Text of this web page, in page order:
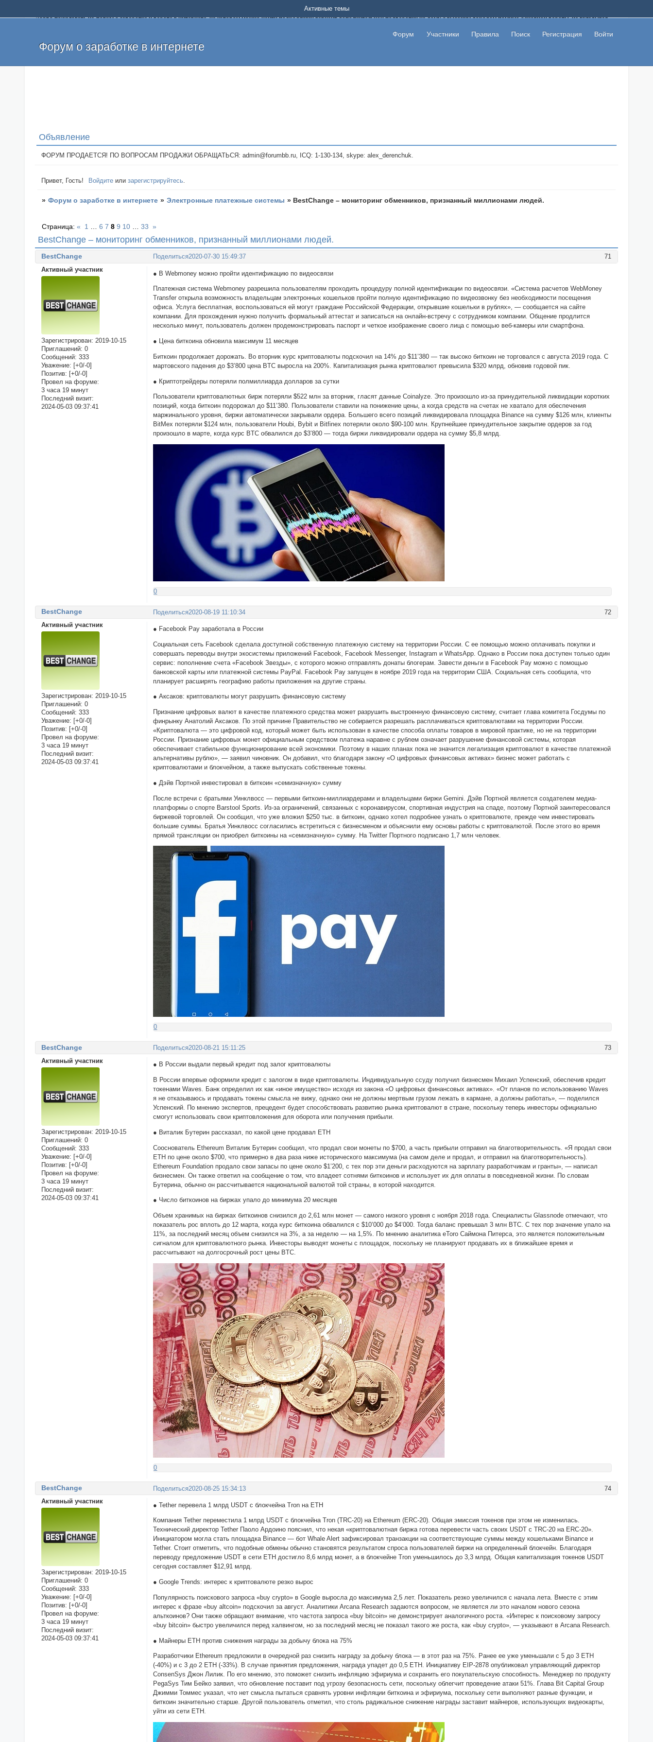
Добро пожаловать на форум о заработке и работе в интернете, на котором можно найти подходящий вариант дополнительной подработки на дому с высоким доходом помимо основной работы, не вкладывая
и оставлять свои отзывы. Если вы знаете, что определенный проект или сайт не платит, то указывайте в теме что это лохотрон, чтобы другие пользователи не попались на развод. Вы сможете начать зарабатывать
легкие деньги без вложений и регистрации уже сегодня. Создавайте новые темы, размещайте объявления со своими пригласительными ссылками и первая прибыль не заставит себя долго ждать.
Форум о заработке в интернете
Форум Участники Правила Поиск Регистрация Войти
Активные темы
Объявление
ФОРУМ ПРОДАЕТСЯ! ПО ВОПРОСАМ ПРОДАЖИ ОБРАЩАТЬСЯ: admin@forumbb.ru, ICQ: 1-130-134, skype: alex_derenchuk.
Привет, Гость! Войдите илизарегистрируйтесь.
» Форум о заработке в интернете » Электронные платежные системы » BestChange – мониторинг обменников, признанный миллионами людей.
BestChange – мониторинг обменников, признанный миллионами людей.
Страница:« 1 6 7 8 9 10 33 »
Поделиться 71
2020-07-30 15:49:37
BestChange
Активный участник
Зарегистрирован: 2019-10-15
Приглашений: 0
Сообщений: 333
Уважение: [+0/-0]
Позитив: [+0/-0]
Провел на форуме:
3 часа 19 минут
Последний визит:
2024-05-03 09:37:41
● В Webmoney можно пройти идентификацию по видеосвязи
Платежная система Webmoney разрешила пользователям проходить процедуру полной идентификации по видеосвязи. «Система расчетов WebMoney
Transfer открыла возможность владельцам электронных кошельков пройти полную идентификацию по видеозвонку без необходимости посещения
офиса. Услуга бесплатная, воспользоваться ей могут граждане Российской Федерации, открывшие кошельки в рублях», — сообщается на сайте
компании. Для прохождения нужно получить формальный аттестат и записаться на онлайн-встречу с сотрудником компании. Общение продлится
несколько минут, пользователь должен продемонстрировать паспорт и четкое изображение своего лица с помощью веб-камеры или смартфона.
● Цена биткоина обновила максимум 11 месяцев
Биткоин продолжает дорожать. Во вторник курс криптовалюты подскочил на 14% до $11’380 — так высоко биткоин не торговался с августа 2019 года. С
мартовского падения до $3’800 цена BTC выросла на 200%. Капитализация рынка криптовалют превысила $320 млрд, обновив годовой пик.
● Криптотрейдеры потеряли полмиллиарда долларов за сутки
Пользователи криптовалютных бирж потеряли $522 млн за вторник, гласят данные Сoinalyze. Это произошло из-за принудительной ликвидации коротких
позиций, когда биткоин подорожал до $11’380. Пользователи ставили на понижение цены, а когда средств на счетах не хватало для обеспечения
маржинального уровня, биржи автоматически закрывали ордера. Большего всего позиций ликвидировала площадка Binance на сумму $126 млн, клиенты
BitMex потеряли $124 млн, пользователи Houbi, Bybit и Bitfinex потеряли около $90-100 млн. Крупнейшее принудительное закрытие ордеров за год
произошло в марте, когда курс BTC обвалился до $3’800 — тогда биржи ликвидировали ордера на сумму $5,8 млрд.
0
Поделиться 72
2020-08-19 11:10:34
BestChange
Активный участник
Зарегистрирован: 2019-10-15
Приглашений: 0
Сообщений: 333
Уважение: [+0/-0]
Позитив: [+0/-0]
Провел на форуме:
3 часа 19 минут
Последний визит:
2024-05-03 09:37:41
● Facebook Pay заработала в России
Социальная сеть Facebook сделала доступной собственную платежную систему на территории России. С ее помощью можно оплачивать покупки и
совершать переводы внутри экосистемы приложений Facebook, Facebook Messenger, Instagram и WhatsApp. Однако в России пока доступен только один
сервис: пополнение счета «Facebook Звезды», с которого можно отправлять донаты блогерам. Завести деньги в Facebook Pay можно с помощью
банковской карты или платежной системы PayPal. Facebook Pay запущен в ноябре 2019 года на территории США. Социальная сеть сообщила, что
планирует расширять географию работы приложения на другие страны.
● Аксаков: криптовалюты могут разрушить финансовую систему
Признание цифровых валют в качестве платежного средства может разрушить выстроенную финансовую систему, считает глава комитета Госдумы по
финрынку Анатолий Аксаков. По этой причине Правительство не собирается разрешать расплачиваться криптовалютами на территории России.
«Криптовалюта — это цифровой код, который может быть использован в качестве способа оплаты товаров в мировой практике, но не на территории
России. Признание цифровых монет официальным средством платежа наравне с рублем означает разрушение финансовой системы, которая
обеспечивает стабильное функционирование всей экономики. Поэтому в наших планах пока не значится легализация криптовалют в качестве платежной
альтернативы рублю», — заявил чиновник. Он добавил, что благодаря закону «О цифровых финансовых активах» бизнес может работать с
криптовалютами и блокчейном, а также выпускать собственные токены.
● Дэйв Портной инвестировал в биткоин «семизначную» сумму
После встречи с братьями Уинклвосс — первыми биткоин-миллиардерами и владельцами биржи Gemini. Дэйв Портной является создателем медиа-
платформы о спорте Barstool Sports. Из-за ограничений, связанных с коронавирусом, спортивная индустрия на спаде, поэтому Портной заинтересовался
биржевой торговлей. Он сообщил, что уже вложил $250 тыс. в биткоин, однако хотел подробнее узнать о криптовалюте, прежде чем инвестировать
большие суммы. Братья Уинклвосс согласились встретиться с бизнесменом и объяснили ему основы работы с криптовалютой. После этого во время
прямой трансляции он приобрел биткоины на «семизначную» сумму. На Twitter Портного подписано 1,7 млн человек.
0
Поделиться 73
2020-08-21 15:11:25
BestChange
Активный участник
Зарегистрирован: 2019-10-15
Приглашений: 0
Сообщений: 333
Уважение: [+0/-0]
Позитив: [+0/-0]
Провел на форуме:
3 часа 19 минут
Последний визит:
2024-05-03 09:37:41
● В России выдали первый кредит под залог криптовалюты
В России впервые оформили кредит с залогом в виде криптовалюты. Индивидуальную ссуду получил бизнесмен Михаил Успенский, обеспечив кредит
токенами Waves. Банк определил их как «иное имущество» исходя из закона «О цифровых финансовых активах». «От планов по использованию Waves
я не отказываюсь и продавать токены смысла не вижу, однако они не должны мертвым грузом лежать в кармане, а должны работать», — поделился
Успенский. По мнению экспертов, прецедент будет способствовать развитию рынка криптовалют в стране, поскольку теперь инвесторы официально
смогут использовать свои криптовложения для оборота или получения прибыли.
● Виталик Бутерин рассказал, по какой цене продавал ETH
Сооснователь Ethereum Виталик Бутерин сообщил, что продал свои монеты по $700, а часть прибыли отправил на благотворительность. «Я продал свои
ETH по цене около $700, что примерно в два раза ниже исторического максимума (на самом деле и продал, и отправил на благотворительность).
Ethereum Foundation продало свои запасы по цене около $1’200, с тех пор эти деньги расходуются на зарплату разработчикам и гранты», — написал
бизнесмен. Он также ответил на сообщение о том, что владеет сотнями биткоинов и использует их для оплаты в повседневной жизни. По словам
Бутерина, обычно он рассчитывается национальной валютой той страны, в которой находится.
● Число биткоинов на биржах упало до минимума 20 месяцев
Объем хранимых на биржах биткоинов снизился до 2,61 млн монет — самого низкого уровня с ноября 2018 года. Специалисты Glassnode отмечают, что
показатель рос вплоть до 12 марта, когда курс биткоина обвалился с $10’000 до $4’000. Тогда баланс превышал 3 млн BTC. С тех пор значение упало на
11%, за последний месяц объем снизился на 3%, а за неделю — на 1,5%. По мнению аналитика eToro Саймона Питерса, это является положительным
сигналом для криптовалютного рынка. Инвесторы выводят монеты с площадок, поскольку не планируют продавать их в ближайшее время и
рассчитывают на долгосрочный рост цены BTC.
0
Поделиться 74
2020-08-25 15:34:13
BestChange
Активный участник
Зарегистрирован: 2019-10-15
Приглашений: 0
Сообщений: 333
Уважение: [+0/-0]
Позитив: [+0/-0]
Провел на форуме:
3 часа 19 минут
Последний визит:
2024-05-03 09:37:41
● Tether перевела 1 млрд USDT с блокчейна Tron на ETH
Компания Tether переместила 1 млрд USDT с блокчейна Tron (TRC-20) на Ethereum (ERC-20). Общая эмиссия токенов при этом не изменилась.
Технический директор Tether Паоло Ардоино пояснил, что некая «криптовалютная биржа готова перевести часть своих USDT с TRC-20 на ERC-20».
Инициатором могла стать площадка Binance — бот Whale Alert зафиксировал транзакции на соответствующие суммы между кошельками Binance и
Tether. Стоит отметить, что подобные обмены обычно становятся результатом спроса пользователей биржи на определенный блокчейн. Благодаря
переводу предложение USDT в сети ETH достигло 8,6 млрд монет, а в блокчейне Tron уменьшилось до 3,3 млрд. Общая капитализация токенов USDT
сегодня составляет $12,91 млрд.
● Google Trends: интерес к криптовалюте резко вырос
Популярность поискового запроса «buy crypto» в Google выросла до максимума 2,5 лет. Показатель резко увеличился с начала лета. Вместе с этим
интерес к фразе «buy altcoin» подскочил за август. Аналитики Arcana Research задаются вопросом, не является ли это началом нового сезона
альткоинов? Они также обращают внимание, что частота запроса «buy bitcoin» не демонстрирует аналогичного роста. «Интерес к поисковому запросу
«buy bitcoin» быстро увеличился перед халвингом, но за последний месяц не показал такого же роста, как «buy crypto», — указывают в Arcana Research.
● Майнеры ETH против снижения награды за добычу блока на 75%
Разработчики Ethereum предложили в очередной раз снизить награду за добычу блока — в этот раз на 75%. Ранее ее уже уменьшали с 5 до 3 ETH
(-40%) и с 3 до 2 ETH (-33%). В случае принятия предложения, награда упадет до 0,5 ETH. Инициативу EIP-2878 опубликовал управляющий директор
ConsenSys Джон Лилик. По его мнению, это поможет снизить инфляцию эфириума и сохранить его покупательскую способность. Менеджер по продукту
PegaSys Тим Бейко заявил, что обновление поставит под угрозу безопасность сети, поскольку облегчит проведение атаки 51%. Глава Bit Capital Group
Джимми Томмес указал, что нет смысла пытаться сравнять уровни инфляции биткоина и эфириума, поскольку сети выполняют разные функции, и
биткоин значительно старше. Другой пользователь отметил, что столь радикальное снижение награды заставит майнеров, использующих видеокарты,
уйти из сети ETH.